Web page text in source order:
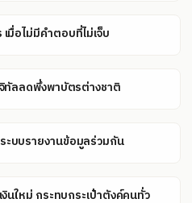
มื่อไม่มีคำตอบที่ไม่เจ็บ
ทัลลดพึ่งพาบัตรต่างชาติ
ะบบรายงานข้อมูลร่วมกัน
นใหม่ กระทบกระเป๋าตังค์คนทั่ว